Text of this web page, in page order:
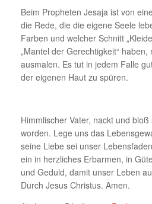
Beim Propheten Jesaja ist von
die Rede, die die eigene Seele
Farben und welcher Schnitt
„Mantel der Gerechtigkeit“
ausmalen. Es tut in jedem Falle
der eigenen Haut zu spüren.
Himmlischer Vater, nackt und
worden. Lege uns das
seine Liebe sei unser
ein in herzliches Erbarmen, in
und Geduld, damit unser Leben
Durch Jesus Christus. Amen.